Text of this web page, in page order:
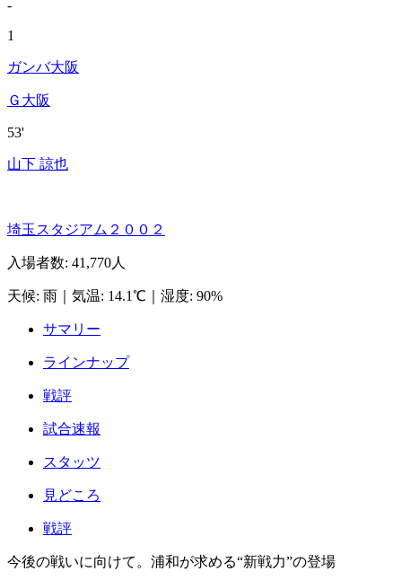
-
1
ガンバ大阪
Ｇ大阪
53'
山下 諒也
埼玉スタジアム２００２
入場者数: 41,770人
天候: 雨 気温: 14.1℃ 湿度: 90%
サマリー
ラインナップ
戦評
試合速報
スタッツ
見どころ
戦評
今後の戦いに向けて。浦和が求める“新戦力”の登場